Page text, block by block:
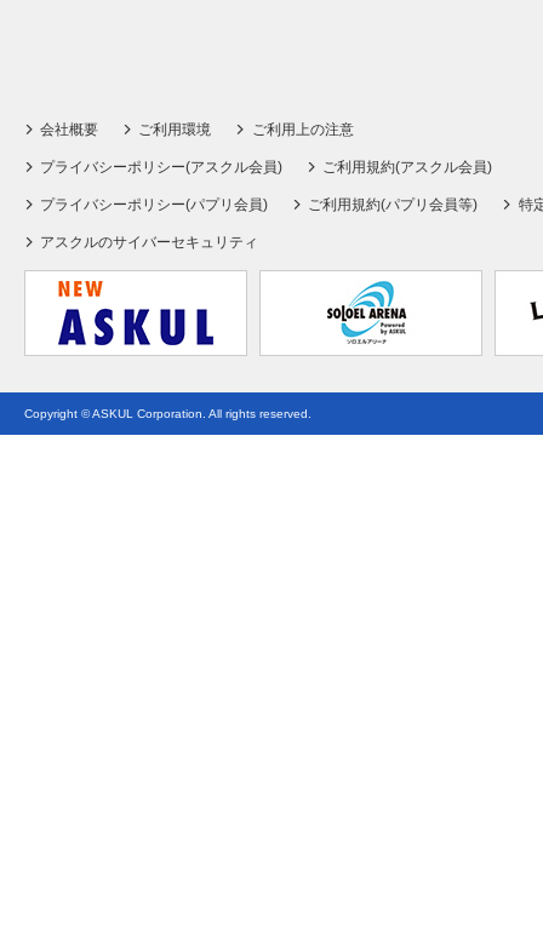
会社概要 ご利用環境 ご利用上の注意
プライバシーポリシー(アスクル会員) ご利用規約(アスクル会員)
プライバシーポリシー(パプリ会員) ご利用規約(パプリ会員等) 特
アスクルのサイバーセキュリティ
Copyright © ASKUL Corporation. All rights reserved.